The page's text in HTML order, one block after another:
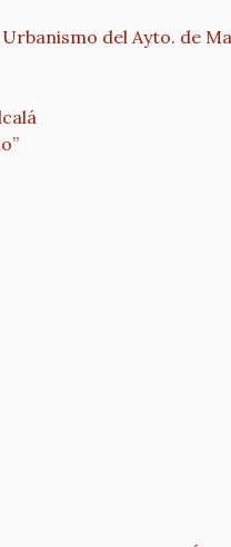
del Ayto. de